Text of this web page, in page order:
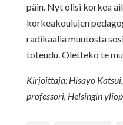
päin. Nyt olisi korkea
korkeakoulujen
radikaalia muutosta
toteudu. Oletteko te
Kirjoittaja: Hisayo
professori, Helsingin